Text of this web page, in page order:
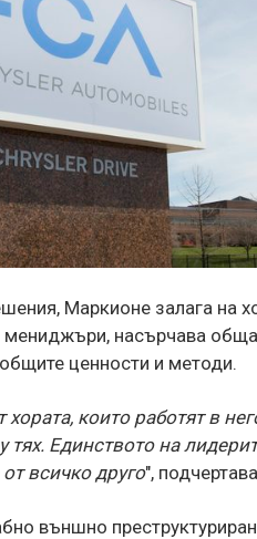
Маркионе залага на
насърчава
ценности и методи.
които работят в
Единството на
всичко друго",
външно